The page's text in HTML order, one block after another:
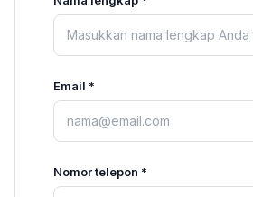
Email *
Nomor telepon *